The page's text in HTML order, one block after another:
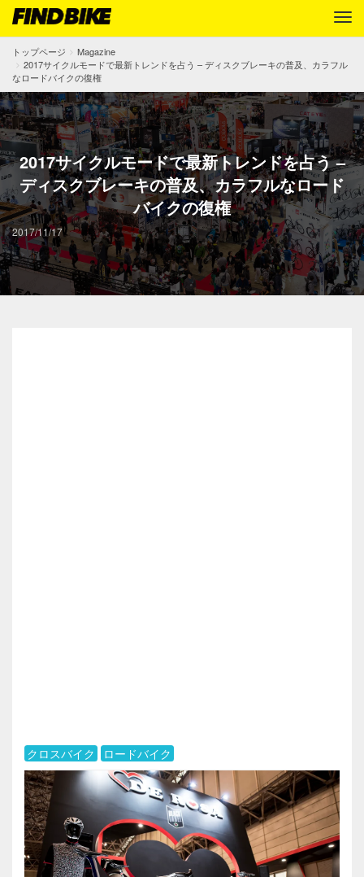
トップページ
Magazine
2017サイクルモードで最新トレンドを占う – ディスクブレーキの普及、カラフル
なロードバイクの復権
2017サイクルモードで最新トレンドを占う –
ディスクブレーキの普及、カラフルなロード
バイクの復権
2017/11/17
クロスバイク ロードバイク